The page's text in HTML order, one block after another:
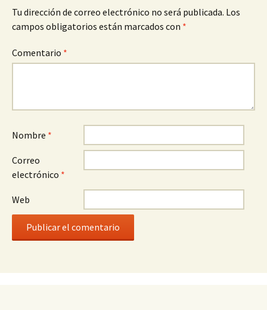
Tu dirección de correo electrónico no será publicada. Los
campos obligatorios están marcados con *
Comentario *
Nombre *
Correo
electrónico *
Web